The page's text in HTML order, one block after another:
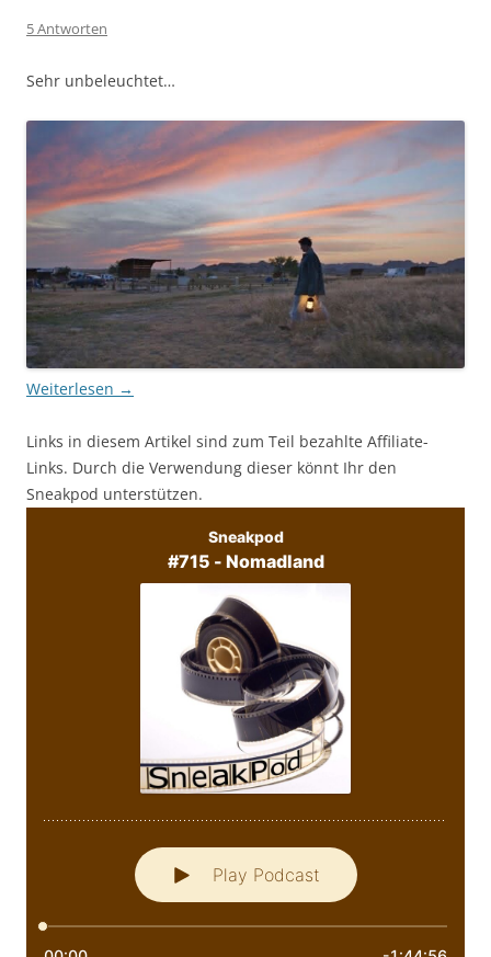
5 Antworten
Sehr unbeleuchtet…
Weiterlesen →
Links in diesem Artikel sind zum Teil bezahlte Affiliate-
Links. Durch die Verwendung dieser könnt Ihr den
Sneakpod unterstützen.